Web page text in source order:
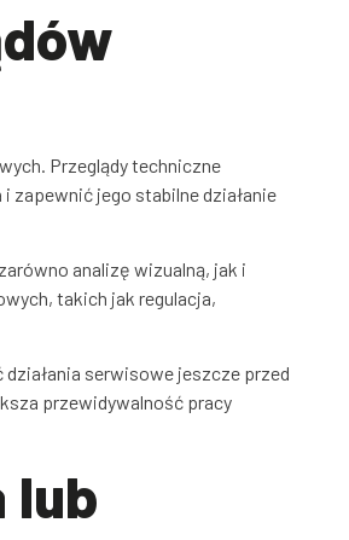
Przeglądy techniczne
zapewnić jego stabilne działanie
analizę wizualną, jak i
takich jak regulacja,
serwisowe jeszcze przed
przewidywalność pracy
lub